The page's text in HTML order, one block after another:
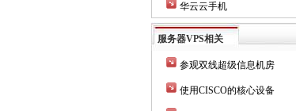
华云云手机
服务器VPS相关
参观双线超级信息机房
使用CISCO的核心设备